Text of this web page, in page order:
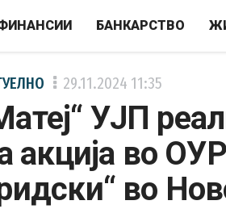
БАНКАРСТВО
29.11.2024 11:35
УЈП
акција во
во